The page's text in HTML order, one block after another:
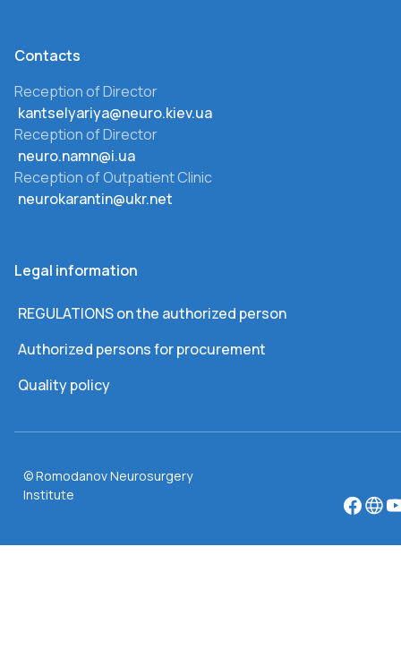
Сontacts
Reception of Director
kantselyariya@neuro.kiev.ua
Reception of Director
neuro.namn@i.ua
Reception of Outpatient Clinic
neurokarantin@ukr.net
Legal information
REGULATIONS on the authorized person
Authorized persons for procurement
Quality policy
© Romodanov Neurosurgery
Institute